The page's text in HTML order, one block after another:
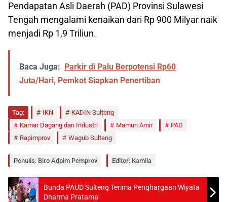
Pendapatan Asli Daerah (PAD) Provinsi Sulawesi
Tengah mengalami kenaikan dari Rp 900 Milyar naik
menjadi Rp 1,9 Triliun.
Baca Juga: Parkir di Palu Berpotensi Rp60
Juta/Hari, Pemkot Siapkan Penertiban
Tag: IKN
KADIN Sulteng
Kamar Dagang dan Industri
Mamun Amir
PAD
Rapimprov
Wagub Sulteng
Penulis: Biro Adpim Pemprov Editor: Kamila
Bunda PAUD Sulteng Terima Penghargaan Wiyata
Dharma Pratama